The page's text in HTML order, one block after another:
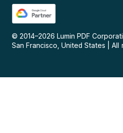
© 2014–2026 Lumin PDF
San Francisco, United States
All